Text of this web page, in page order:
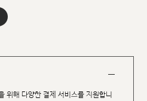
위해 다양한 결제 서비스를 지원합니